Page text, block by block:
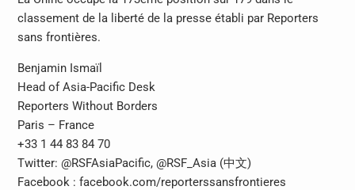
classement de la liberté de la presse établi par Reporters
sans frontières.
Benjamin Ismaïl
Head of Asia-Pacific Desk
Reporters Without Borders
Paris – France
+33 1 44 83 84 70
Twitter: @RSFAsiaPacific, @RSF_Asia (中文)
Facebook : facebook.com/reporterssansfrontieres